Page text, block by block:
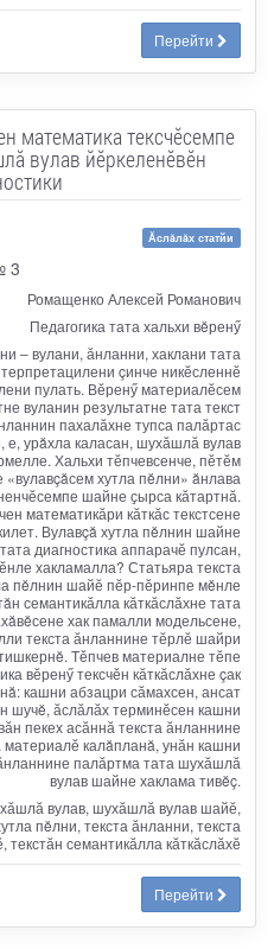
Перейти
математика тексчӗсемпе
вулав йĕркеленĕвĕн
Ăслăлăх статйи
3
Ромащенко Алексей Романович
Педагогика тата хальхи вĕренӳ
‒ вулани, ӑнланни, хаклани тата
çинче никӗсленнӗ
пулать. Вӗренӳ материалӗсем
вуланин результатне тата текст
пахалӑхне тупса палӑртас
е, урăхла каласан, шухӑшлӑ вулав
Хальхи тӗпчевсенче, пӗтӗм
хутла пĕлни» ăнлава
шайне ҫырса кӑтартнӑ.
математикӑри кӑткӑс текстсене
Вулавçă хутла пĕлнин шайне
диагностика аппарачӗ пулсан,
хакламалла? Статьяра текста
пĕлнин шайӗ пӗр-пӗринпе мĕнле
семантикӑлла кӑткӑслӑхне тата
хак памалли модельсене,
текста ӑнланнине тӗрлӗ шайри
Тӗпчев материалне тӗпе
вӗренӳ тексчӗн кӑткӑслӑхне çак
кашни абзацри сӑмахсен, ансат
шучĕ, ӑслӑлӑх терминӗсен кашни
пекех асӑннӑ текста ӑнланнине
материалӗ калăпланă, унӑн кашни
палӑртма тата шухӑшлӑ
вулав шайне хаклама тивĕç.
вулав, шухӑшлӑ вулав шайӗ,
пĕлни, текста ӑнланни, текста
семантикӑлла кӑткӑслӑхӗ
Перейти